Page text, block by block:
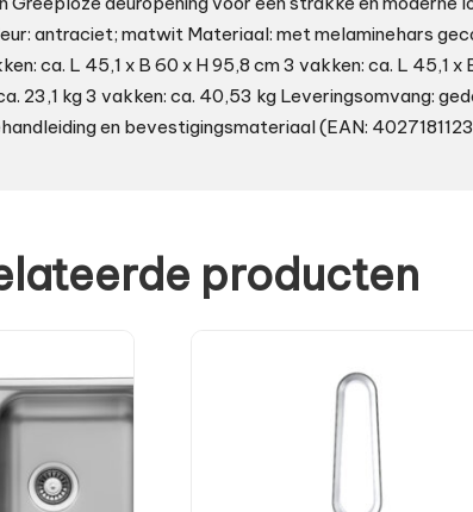
antraciet; matwit Materiaal: met melaminehars
ca. L 45,1 x B 60 x H 95,8 cm 3 vakken: ca. L 45,1 x
23,1 kg 3 vakken: ca. 40,53 kg Leveringsomvang:
en bevestigingsmateriaal (EAN:
producten